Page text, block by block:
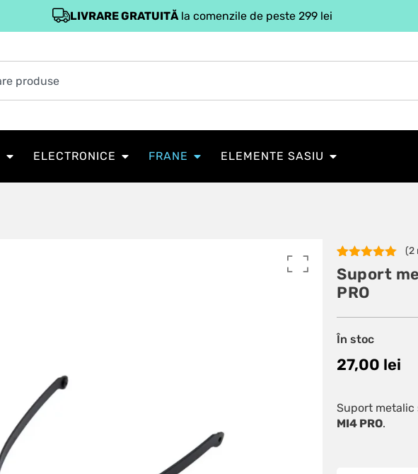
LIVRARE GRATUITĂ la comenzile de peste 299 lei
ELECTRONICE FRANE ELEMENTE SASIU
Evaluat la
5.00 din 5
pe baza a
2
evaluări de
(2
Suport
PRO
În stoc
27,00 lei
Suport
MI4 PRO.